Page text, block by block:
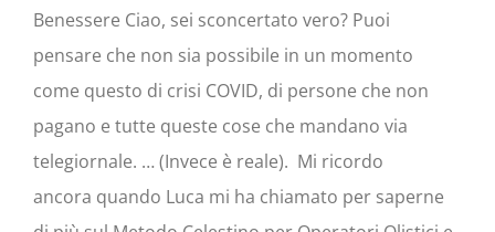
Benessere Ciao, sei sconcertato vero? Puoi
pensare che non sia possibile in un momento
come questo di crisi COVID, di persone che non
pagano e tutte queste cose che mandano via
telegiornale. … (Invece è reale). Mi ricordo
ancora quando Luca mi ha chiamato per saperne